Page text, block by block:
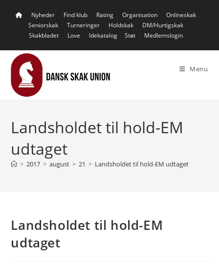
Nyheder Find klub Rating Organisation
Onlineskak
Seniorskak
Turneringer Holdskak
DM/Hurtigskak
Skakbladet
Love Idekatalog Støt Medlemslogin
Menu
Landsholdet til hold-EM
udtaget
> 2017 > august > 21 > Landsholdet til hold-EM udtaget
Landsholdet til hold-EM
udtaget